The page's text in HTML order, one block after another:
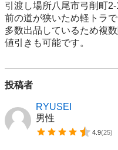
引渡し場所八尾市弓削町
前の道が狭いため軽トラ
多数出品しているため複数
値引きも可能です。
投稿者
RYUSEI
男性
4.9(25)